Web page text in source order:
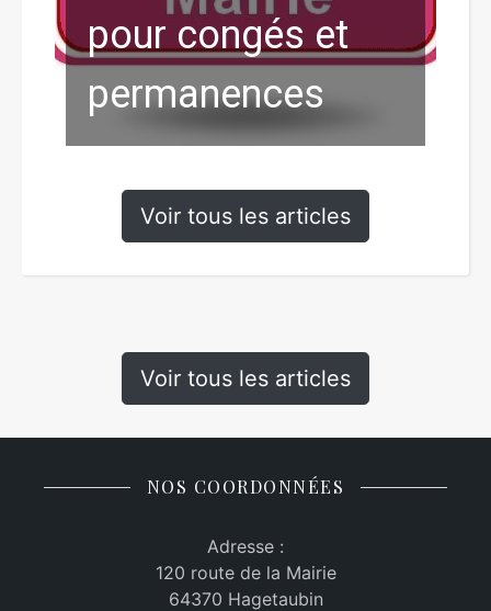
pour congés et
permanences
Voir tous les articles
Voir tous les articles
NOS COORDONNÉES
Adresse :
120 route de la Mairie
64370 Hagetaubin